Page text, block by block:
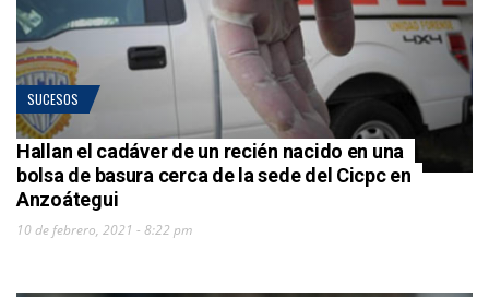
SUCESOS
Hallan el cadáver de un recién nacido en una
bolsa de basura cerca de la sede del Cicpc en
Anzoátegui
10 de febrero, 2021 - 8:22 pm